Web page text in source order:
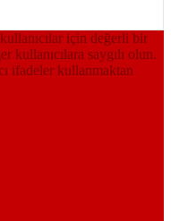
için değerli bir
kullanıcılara saygılı olun.
ifadeler kullanmaktan